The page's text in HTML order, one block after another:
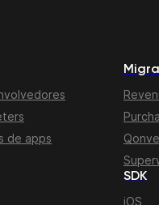
de apps
SDK
iOS